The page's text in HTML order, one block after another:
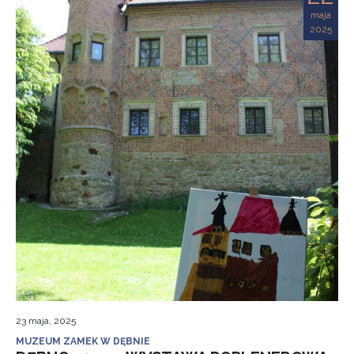
maja
2025
23 maja, 2025
MUZEUM ZAMEK W DĘBNIE